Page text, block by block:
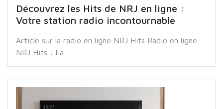
Découvrez les Hits de NRJ en ligne :
Votre station radio incontournable
Article sur la radio en ligne NRJ Hits Radio en ligne
NRJ Hits : La…